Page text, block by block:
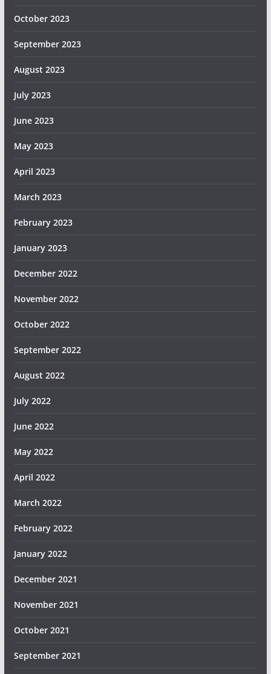
October 2023
September 2023
August 2023
July 2023
June 2023
May 2023
April 2023
March 2023
February 2023
January 2023
December 2022
November 2022
October 2022
September 2022
August 2022
July 2022
June 2022
May 2022
April 2022
March 2022
February 2022
January 2022
December 2021
November 2021
October 2021
September 2021